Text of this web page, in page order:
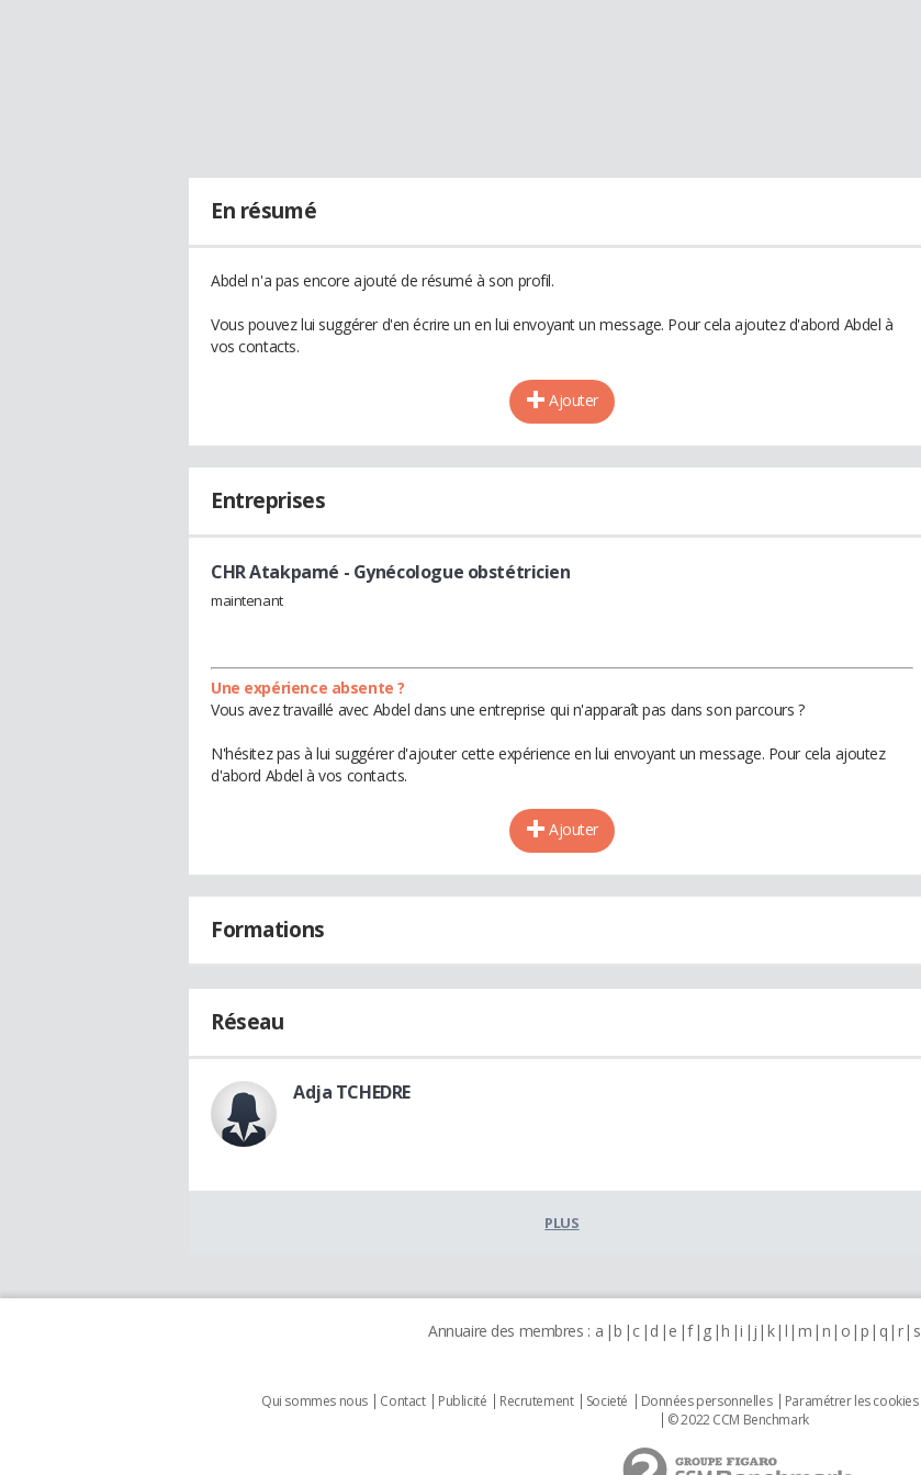
En résumé
Abdel n'a pas encore ajouté de résumé à son profil.
Vous pouvez lui suggérer d'en écrire un en lui envoyant un message. Pour cela ajoutez d'abord Abdel à
vos contacts.
Ajouter
Entreprises
CHR Atakpamé - Gynécologue obstétricien
maintenant
Une expérience absente ?
Vous avez travaillé avec Abdel dans une entreprise qui n'apparaît pas dans son parcours ?
N'hésitez pas à lui suggérer d'ajouter cette expérience en lui envoyant un message. Pour cela ajoutez
d'abord Abdel à vos contacts.
Ajouter
Formations
Réseau
Adja TCHEDRE
PLUS
Annuaire des membres : a b c d e f g h i j k l m n o p q r s
Qui sommes nous Contact Publicité Recrutement Societé Données personnelles Paramétrer les cookies
© 2022 CCM Benchmark